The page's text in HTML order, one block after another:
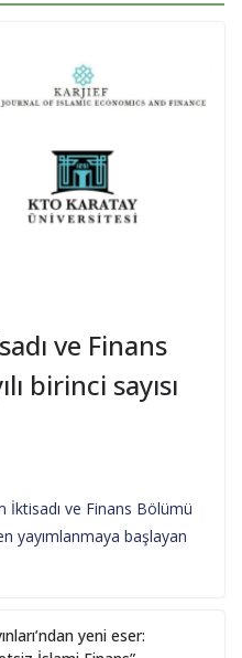
ve Finans
birinci sayısı
İktisadı ve Finans Bölümü
yayımlanmaya başlayan
yeni eser: